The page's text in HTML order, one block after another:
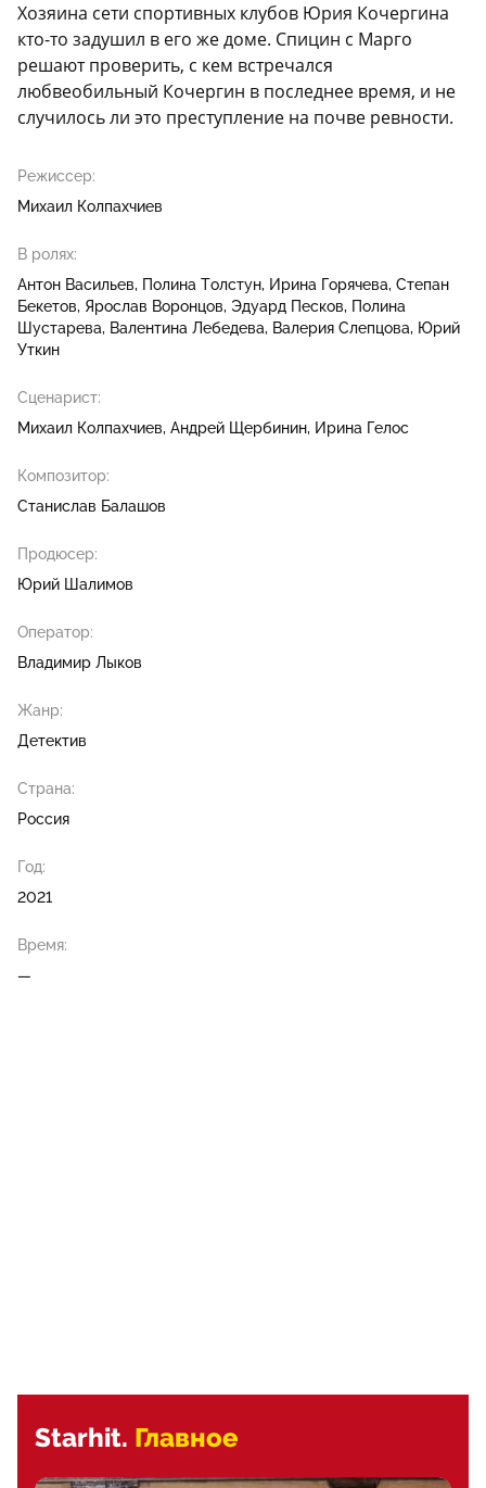
Хозяина сети спортивных клубов Юрия Кочергина
кто-то задушил в его же доме. Спицин с Марго
решают проверить, с кем встречался
любвеобильный Кочергин в последнее время, и не
случилось ли это преступление на почве ревности.
Режиссер:
Михаил Колпахчиев
В ролях:
Антон Васильев
Полина Толстун Ирина Горячева Степан
Бекетов Ярослав Воронцов Эдуард Песков
Полина
Шустарева Валентина Лебедева Валерия Слепцова Юрий
Уткин
Сценарист:
Михаил Колпахчиев Андрей Щербинин Ирина Гелос
Композитор:
Станислав Балашов
Продюсер:
Юрий Шалимов
Оператор:
Владимир Лыков
Жанр:
Детектив
Страна:
Россия
Год:
2021
Время:
—
Starhit. Главное